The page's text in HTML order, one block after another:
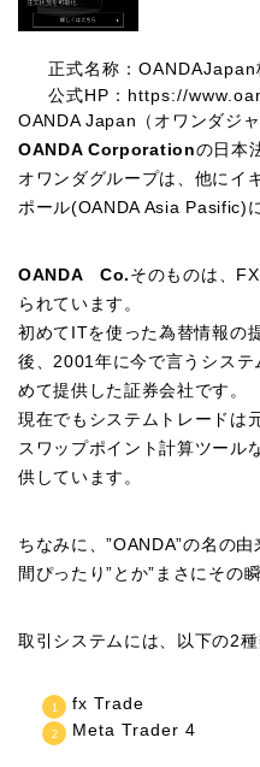
正式名称：OANDAJapan
公式HP：https://
OANDA Japan（オワンダジ
OANDA Corporationの日本
オワンダグループは、他にイ
ポール(OANDA Asia Pasific)
OANDA Co. そのものは、
られています。
初めてITを使った為替情報の
後、2001年に今で言うシステ
めて提供した証券会社です。
現在でもシステムトレードは
スワップポイント計算ツール
供しています。
ちなみに、”OANDA”の名の
間ぴったり”とか”まさにその
取引システムには、以下の2種
fx Trade
Meta Trader 4